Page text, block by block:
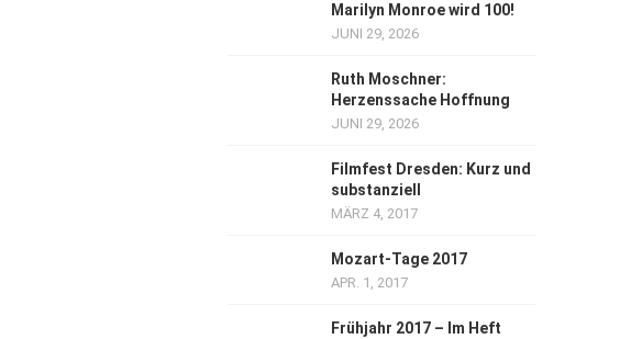
Marilyn Monroe wird 100!
JUNI 29, 2026
Ruth Moschner:
Herzenssache Hoffnung
JUNI 29, 2026
Filmfest Dresden: Kurz und
substanziell
MÄRZ 4, 2017
Mozart-Tage 2017
APR. 1, 2017
Frühjahr 2017 – Im Heft